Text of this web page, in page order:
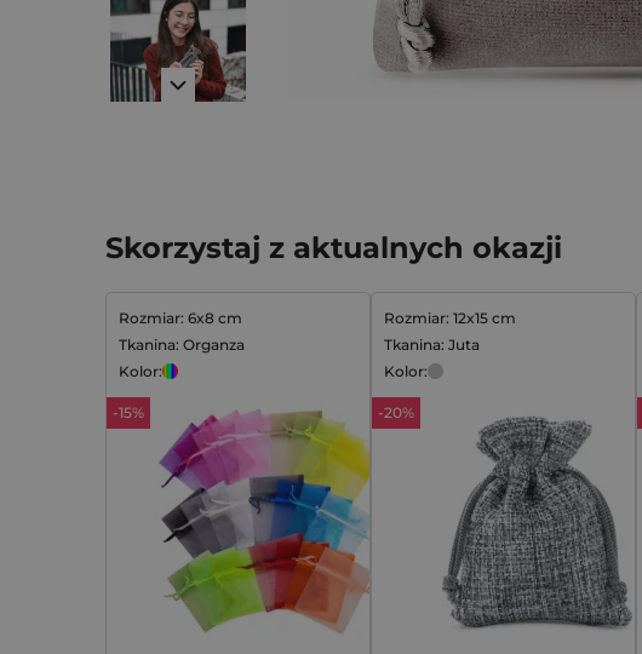
Skorzystaj z aktualnych okazji
Rozmiar: 6x8 cm
Tkanina: Organza
Kolor:
-15%
Rozmiar: 12x15 cm
Tkanina: Juta
Kolor:
-20%